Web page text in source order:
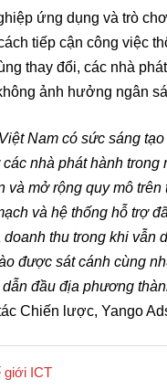
ứng dụng và trò
tiếp cận công việc
thay đổi, các nhà
ảnh hưởng ngân
Nam có sức sáng
nhà phát hành
và mở rộng quy mô
và hệ thống hỗ trợ
doanh thu trong khi
được sát cánh cùng
đầu địa phương
Chiến lược, Yango
giới ICT